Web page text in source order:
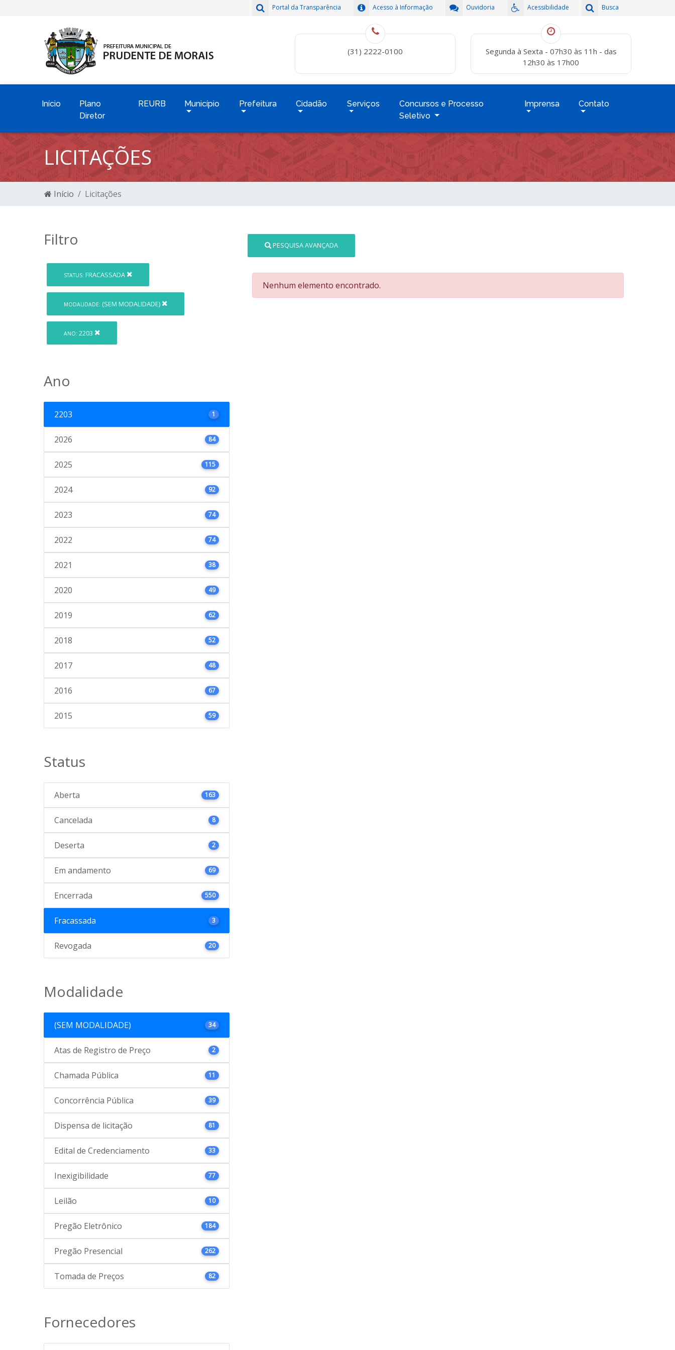
Busca
Acessibilidade
Ouvidoria
Acesso à Informação
Portal da Transparência
(31) 2222-0100
Segunda à Sexta - 07h30 às 11h - das
12h30 às 17h00
Início
Plano
Diretor
REURB Município Prefeitura Cidadão Serviços
Concursos e Processo
Seletivo
Imprensa Contato
LICITAÇÕES
Início Licitações
Filtro
STATUS: FRACASSADA
MODALIDADE: (SEM MODALIDADE)
ANO: 2203
Ano
2203 1
2026 84
2025 115
2024 92
2023 74
2022 74
2021 38
2020 49
2019 62
2018 52
2017 48
2016 67
2015 59
Status
Aberta 163
Cancelada 8
Deserta 2
Em andamento 69
Encerrada 550
Fracassada 3
Revogada 20
Modalidade
(SEM MODALIDADE) 34
Atas de Registro de Preço 2
Chamada Pública 11
Concorrência Pública 39
Dispensa de licitação 81
Edital de Credenciamento 33
Inexigibilidade 77
Leilão 10
Pregão Eletrônico 184
Pregão Presencial 262
Tomada de Preços 82
Fornecedores
PESQUISA AVANÇADA
Nenhum elemento encontrado.